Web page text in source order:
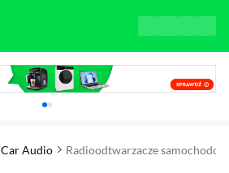
Karuzela z banerami, aktualny element 1 z
Car Audio Radioodtwarzacze